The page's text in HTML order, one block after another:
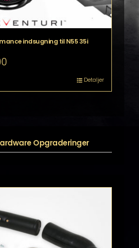
indsugning til N55 35i
Detaljer
Opgraderinger